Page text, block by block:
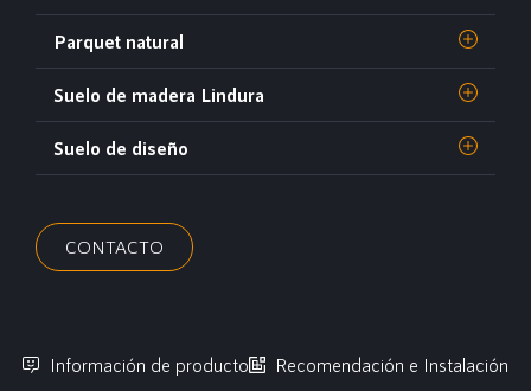
Parquet natural
Suelo de madera Lindura
Suelo de diseño
CONTACTO
Información de producto
Recomendación e Instalación